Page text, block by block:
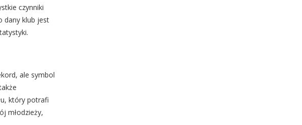
czynniki
dany klub jest
ale symbol
który potrafi
młodzieży,